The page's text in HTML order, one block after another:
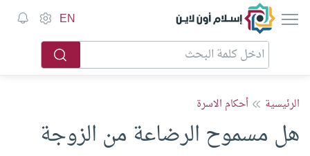
إسلام أون لاين EN
الرئيسية أحكام الاسرة
هل مسموح الرضاعة من الزوجة